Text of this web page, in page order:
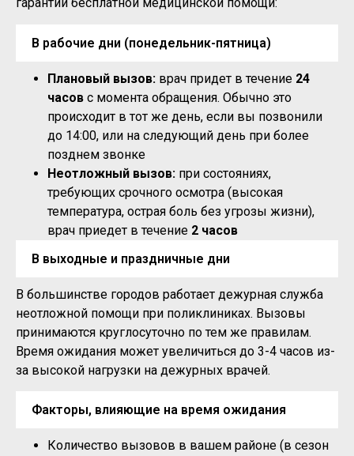
гарантий бесплатной медицинской помощи:
В рабочие дни (понедельник-пятница)
Плановый вызов: врач придет в течение 24
часов с момента обращения. Обычно это
происходит в тот же день, если вы позвонили
до 14:00, или на следующий день при более
позднем звонке
Неотложный вызов: при состояниях,
требующих срочного осмотра (высокая
температура, острая боль без угрозы жизни),
врач приедет в течение 2 часов
В выходные и праздничные дни
В большинстве городов работает дежурная служба
неотложной помощи при поликлиниках. Вызовы
принимаются круглосуточно по тем же правилам.
Время ожидания может увеличиться до 3-4 часов из-
за высокой нагрузки на дежурных врачей.
Факторы, влияющие на время ожидания
Количество вызовов в вашем районе (в сезон